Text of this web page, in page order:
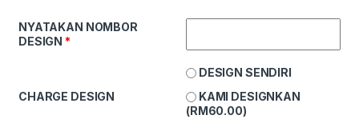
NYATAKAN NOMBOR
DESIGN*
CHARGE DESIGN
DESIGN SENDIRI
KAMI DESIGNKAN
(RM60.00)